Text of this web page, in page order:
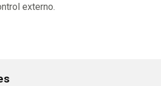
externo.